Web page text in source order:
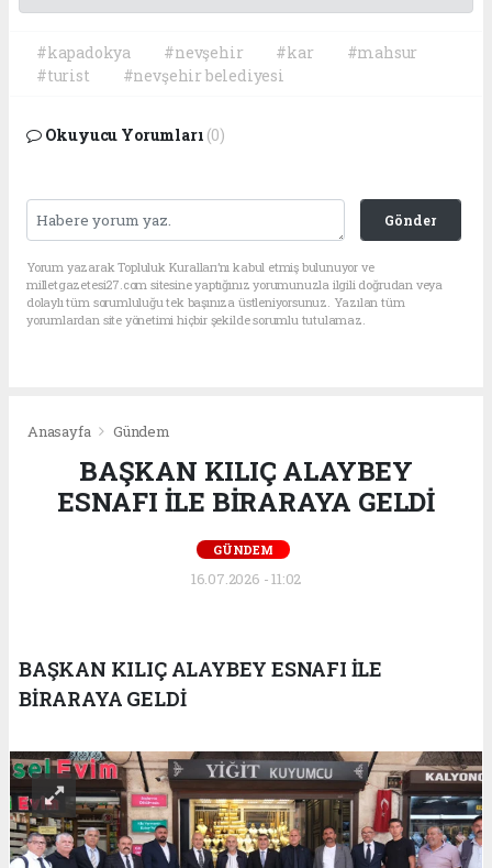
#kapadokya #nevşehir #kar
#mahsur
#turist
#nevşehir belediyesi
Okuyucu Yorumları (0)
Gönder
Yorum yazarak Topluluk Kuralları’nı kabul etmiş bulunuyor ve
milletgazetesi27.com sitesine yaptığınız yorumunuzla ilgili doğrudan veya
dolaylı tüm sorumluluğu tek başınıza üstleniyorsunuz. Yazılan tüm
yorumlardan site yönetimi hiçbir şekilde sorumlu tutulamaz.
Anasayfa Gündem
BAŞKAN KILIÇ ALAYBEY
ESNAFI İLE BİRARAYA GELDİ
GÜNDEM
16.07.2026 - 11:02
BAŞKAN KILIÇ ALAYBEY ESNAFI İLE
BİRARAYA GELDİ